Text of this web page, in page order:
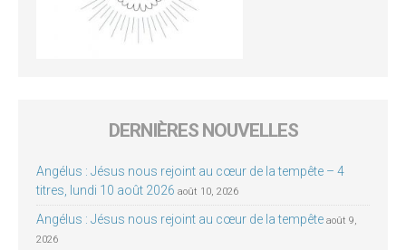
DERNIÈRES NOUVELLES
Angélus : Jésus nous rejoint au cœur de la tempête – 4
titres, lundi 10 août 2026 août 10, 2026
Angélus : Jésus nous rejoint au cœur de la tempête août 9,
2026